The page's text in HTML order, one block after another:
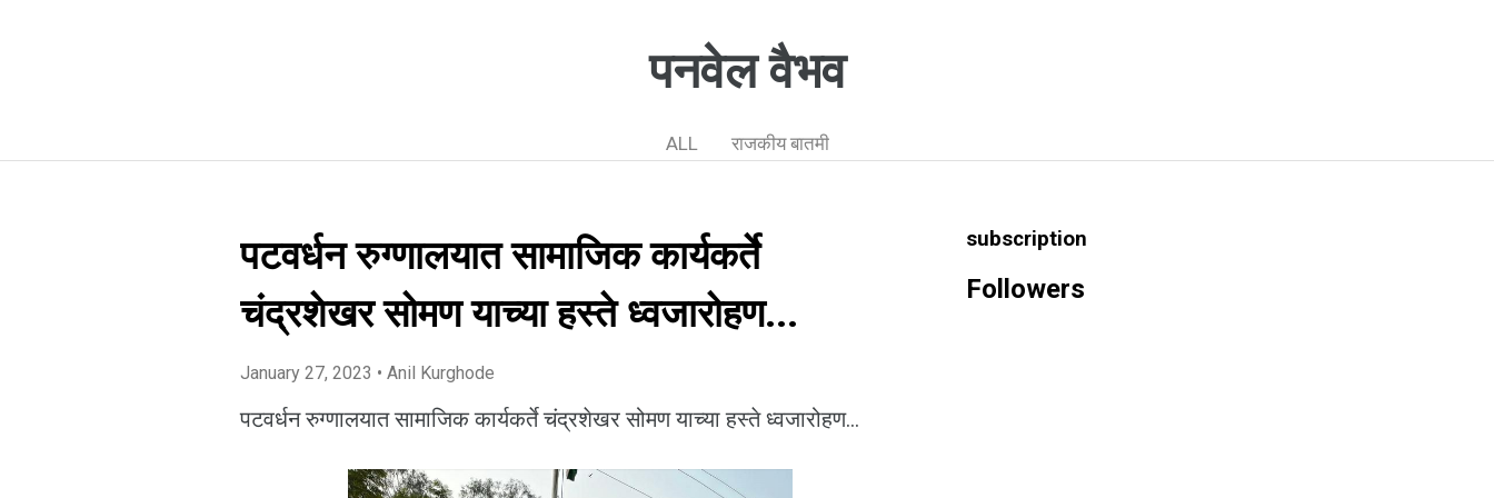
पनवेल वैभव
ALL राजकीय बातमी
पटवर्धन रुग्णालयात सामाजिक कार्यकर्ते
चंद्रशेखर सोमण याच्या हस्ते ध्वजारोहण...
January 27, 2023 • Anil Kurghode
पटवर्धन रुग्णालयात सामाजिक कार्यकर्ते चंद्रशेखर सोमण याच्या हस्ते ध्वजारोहण...
subscription
Followers